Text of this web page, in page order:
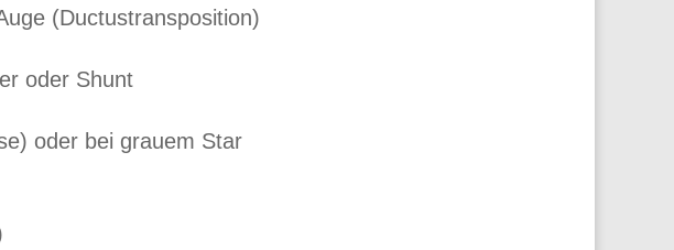
(Ductustransposition)
oder Shunt
oder bei grauem Star